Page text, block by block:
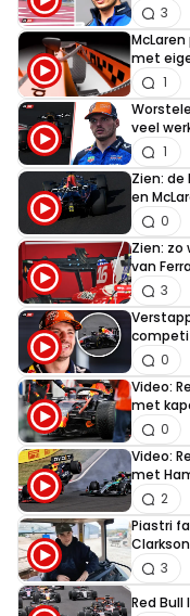
3
met
1
veel
1
Zien: de
en
0
Zien:
van
3
0
Video:
met
0
Video:
met
2
Piastri
Clarkson
3
Red